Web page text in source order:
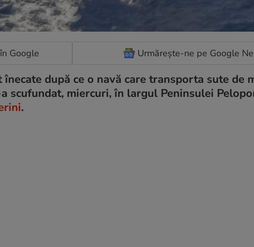
Google Urmărește-ne pe Google
după ce o navă care transporta sute de
scufundat, miercuri, în largul Peninsulei
.